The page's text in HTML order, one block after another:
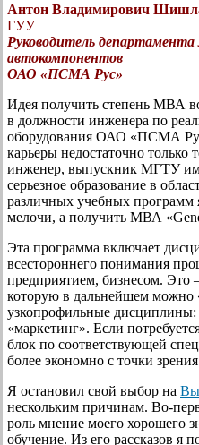
Антон Владимирович
ГУУ
Руководитель департамента
автокомпонентов
ОАО «ПСМА Рус»
Идея получить степень МВА
в должности инженера по
оборудования ОАО «ПСМА
карьеры недостаточно
инженер, выпускник МГТУ
серьезное образование в
различных учебных программ
мелочи, а получить МВА
Эта программа включает
всестороннего понимания
предприятием, бизнесом. Это
которую в дальнейшем можно
узкопрофильные
«маркетинг». Если
блок по соответствующей
более экономно с точки
Я остановил свой выбор на
нескольким причинам. Во-
роль мнение моего хорошего
обучение. Из его рассказов я